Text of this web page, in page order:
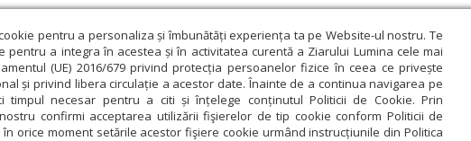
pentru a personaliza și îmbunătăți experiența ta pe Website-ul nostru. Te
pentru a integra în acestea și în activitatea curentă a Ziarului Lumina cele mai
(UE) 2016/679 privind protecția persoanelor fizice în ceea ce privește
și privind libera circulație a acestor date. Înainte de a continua navigarea pe
timpul necesar pentru a citi și înțelege conținutul Politicii de Cookie. Prin
confirmi acceptarea utilizării fişierelor de tip cookie conform Politicii de
orice moment setările acestor fişiere cookie urmând instrucțiunile din Politica